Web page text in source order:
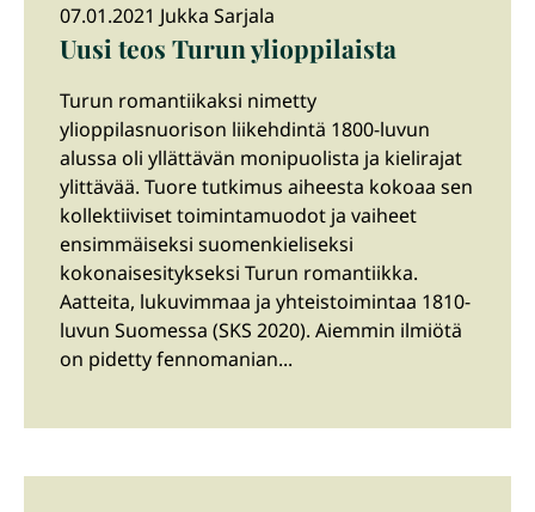
07.01.2021 Jukka Sarjala
Uusi teos Turun ylioppilaista
Turun romantiikaksi nimetty
ylioppilasnuorison liikehdintä 1800-luvun
alussa oli yllättävän monipuolista ja kielirajat
ylittävää. Tuore tutkimus aiheesta kokoaa sen
kollektiiviset toimintamuodot ja vaiheet
ensimmäiseksi suomenkieliseksi
kokonaisesitykseksi Turun romantiikka.
Aatteita, lukuvimmaa ja yhteistoimintaa 1810-
luvun Suomessa (SKS 2020). Aiemmin ilmiötä
on pidetty fennomanian...